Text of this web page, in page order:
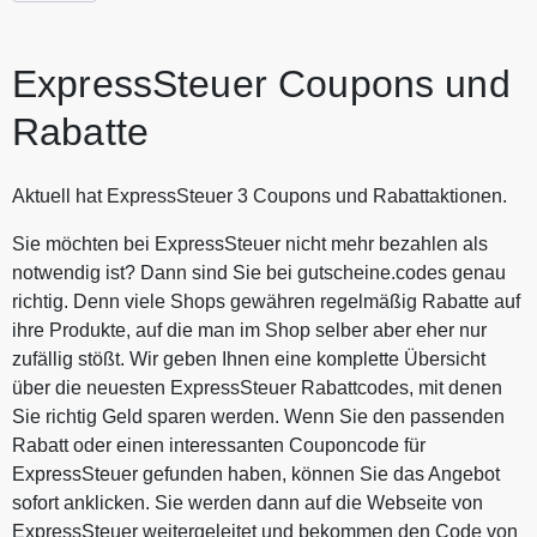
Aktionen von ExpressSteuer.
ExpressSteuer Coupons und
Rabatte
Aktuell hat ExpressSteuer 3 Coupons und Rabattaktionen.
Sie möchten bei ExpressSteuer nicht mehr bezahlen als
notwendig ist? Dann sind Sie bei gutscheine.codes genau
richtig. Denn viele Shops gewähren regelmäßig Rabatte auf
ihre Produkte, auf die man im Shop selber aber eher nur
zufällig stößt. Wir geben Ihnen eine komplette Übersicht
über die neuesten ExpressSteuer Rabattcodes, mit denen
Sie richtig Geld sparen werden. Wenn Sie den passenden
Rabatt oder einen interessanten Couponcode für
ExpressSteuer gefunden haben, können Sie das Angebot
sofort anklicken. Sie werden dann auf die Webseite von
ExpressSteuer weitergeleitet und bekommen den Code von